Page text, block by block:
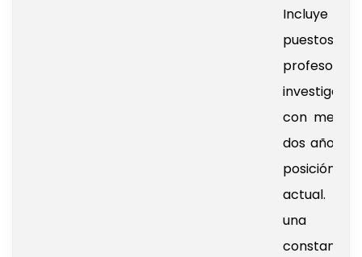
Incluye
puestos
con menos
dos años
posición
actual.
una
constancia